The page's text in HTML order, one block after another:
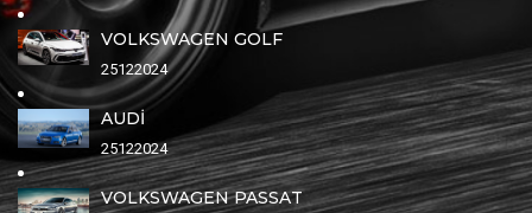
VOLKSWAGEN GOLF
25122024
AUDİ
25122024
VOLKSWAGEN PASSAT